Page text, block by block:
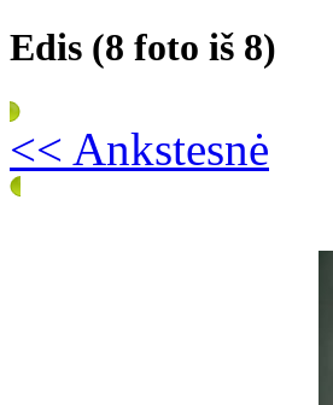
Edis (8 foto iš 8)
<< Ankstesnė